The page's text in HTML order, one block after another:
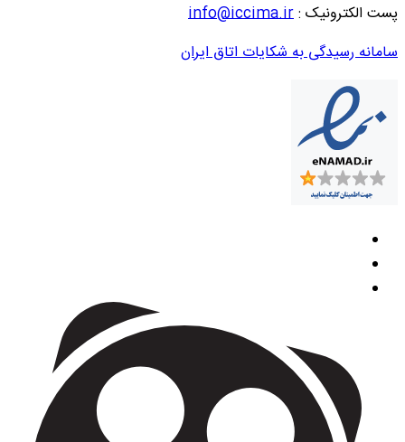
پست الکترونیک :info@iccima.ir
سامانه رسیدگی به شکایات اتاق ایران